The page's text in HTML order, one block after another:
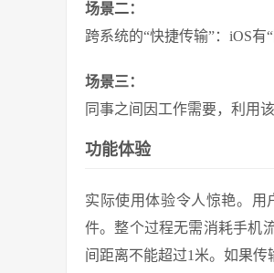
场景二：
跨系统的“快捷传输”：iOS
场景三：
同事之间因工作需要，利用
功能体验
实际使用体验令人惊艳。用
件。整个过程无需消耗手机
间距离不能超过1米。如果传